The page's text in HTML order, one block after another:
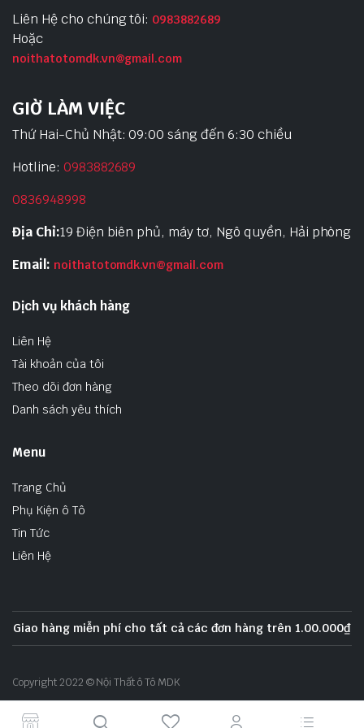
Liên Hệ cho chúng tôi: 0983882689
Hoặc
noithatotomdk.vn@gmail.com
GIỜ LÀM VIỆC
Thứ Hai-Chủ Nhật: 09:00 sáng đến 6:30 chiều
Hotline: 0983882689
0836948998
Địa Chỉ:19 Điện biên phủ, máy tơ, Ngô quyền, Hải phòng
Email: noithatotomdk.vn@gmail.com
Dịch vụ khách hàng
Liên Hệ
Tài khoản của tôi
Theo dõi đơn hàng
Danh sách yêu thích
Menu
Trang Chủ
Phụ Kiện ô Tô
Tin Tức
Liên Hệ
Giao hàng miễn phí cho tất cả các đơn hàng trên 1.00.000₫
Copyright 2022 © Nội Thất ô Tô MDK